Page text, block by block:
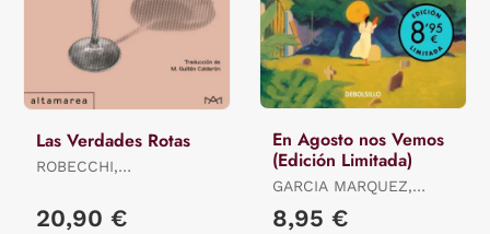
Las Verdades Rotas
ROBECCHI,
20,90 €
En Agosto nos Vemos
(Edición Limitada)
GARCIA MARQUEZ,
GABRIEL
8,95 €